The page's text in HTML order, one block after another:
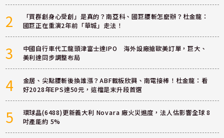
2
「買群創身心受創」是真的？南亞科、國巨腰斬怎麼辦？杜金龍：
國巨正在重演2年前「華城」走法！
3
中國自行車代工龍頭津富士達IPO 海外設廠搶歐美訂單，巨大、
美利達同步調整布局
4
金居、尖點腰斬後換誰漲？ABF載板欣興、南電接棒！杜金龍：看
好2028年EPS達50元，這檔是末升段首選
5
環球晶(6488)更新義大利 Novara 廠火災進度，法人估影響全球 8
吋產能約 5%